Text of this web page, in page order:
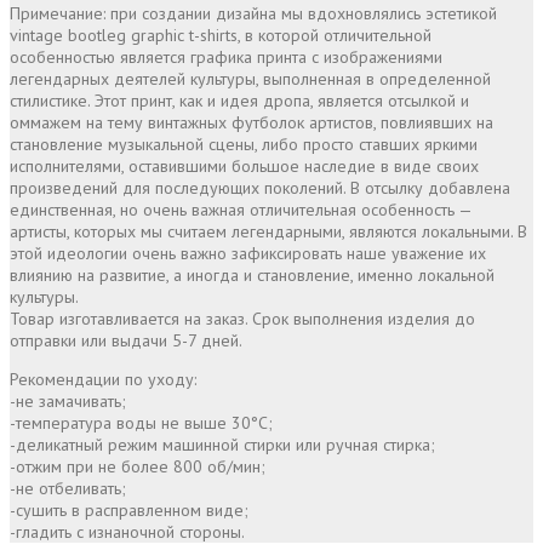
Примечание: при создании дизайна мы вдохновлялись эстетикой
vintage bootleg graphic t-shirts, в которой отличительной
особенностью является графика принта с изображениями
легендарных деятелей культуры, выполненная в определенной
стилистике. Этот принт, как и идея дропа, является отсылкой и
оммажем на тему винтажных футболок артистов, повлиявших на
становление музыкальной сцены, либо просто ставших яркими
исполнителями, оставившими большое наследие в виде своих
произведений для последующих поколений. В отсылку добавлена
единственная, но очень важная отличительная особенность —
артисты, которых мы считаем легендарными, являются локальными. В
этой идеологии очень важно зафиксировать наше уважение их
влиянию на развитие, а иногда и становление, именно локальной
культуры.
Товар изготавливается на заказ. Срок выполнения изделия до
отправки или выдачи 5-7 дней.
Рекомендации по уходу:
-не замачивать;
-температура воды не выше 30°С;
-деликатный режим машинной стирки или ручная стирка;
-отжим при не более 800 об/мин;
-не отбеливать;
-сушить в расправленном виде;
-гладить с изнаночной стороны.